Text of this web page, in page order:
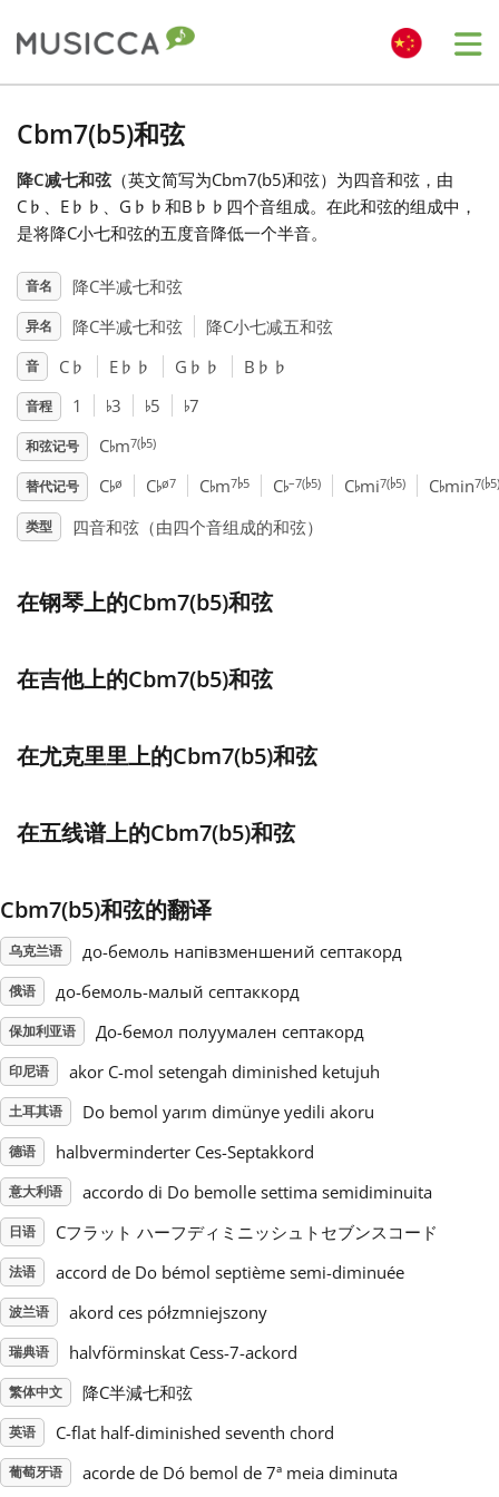
Български
Deutsch
English
Español
한국어
हिन्दी
Italiano
日本語
Polski
Русский
Svenska
Tiếng Việt
Українська
简体中文
繁體中文
Cbm7(b5)和弦
降C减七和弦 （英文简写为Cbm7(b5)和弦）为四音和弦，由
C ♭ 、E ♭ ♭ 、G ♭ ♭ 和B ♭ ♭ 四个音组成。在此和弦的组成中，
是将降C小七和弦的五度音降低一个半音。
音名 降C半减七和弦
异名 降C半减七和弦 降C小七减五和弦
音 C ♭ E ♭ ♭ G ♭ ♭ B ♭ ♭
音程 1 ♭3 ♭5 ♭7
和弦记号 C♭m7(♭5)
替代记号 C♭ø C♭ø7 C♭m7♭5 C♭–7(♭5) C♭mi7(♭5) C♭min7(♭5)
类型 四音和弦（由四个音组成的和弦）
在钢琴上的Cbm7(b5)和弦
在吉他上的Cbm7(b5)和弦
在尤克里里上的Cbm7(b5)和弦
在五线谱上的Cbm7(b5)和弦
Cbm7(b5)和弦的翻译
乌克兰语 до-бемоль напівзменшений септакорд
俄语 до-бемоль-малый септаккорд
保加利亚语 До-бемол полуумален септакорд
印尼语 akor C-mol setengah diminished ketujuh
土耳其语 Do bemol yarım dimünye yedili akoru
德语 halbverminderter Ces-Septakkord
意大利语 accordo di Do bemolle settima semidiminuita
日语 Cフラット ハーフディミニッシュトセブンスコード
法语 accord de Do bémol septième semi-diminuée
波兰语 akord ces półzmniejszony
瑞典语 halvförminskat Cess-7-ackord
繁体中文 降C半減七和弦
英语 C-flat half-diminished seventh chord
葡萄牙语 acorde de Dó bemol de 7ª meia diminuta